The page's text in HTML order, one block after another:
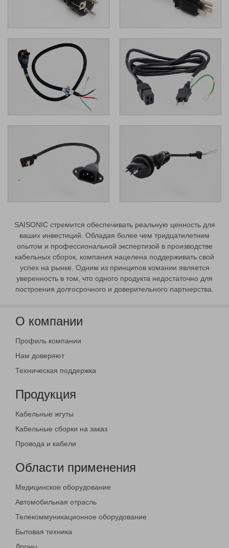
SAISONIC стремится обеспечивать реальную ценность для
ваших инвестиций. Обладая более чем тридцатилетним
опытом и профессиональной экспертизой в производстве
кабельных сборок, компания нацелена поддерживать свой
успех на рынке. Одним из принципов комании является
уверенность в том, что одного продукта недостаточно для
построения долгосрочного и доверительного партнерства.
О компании
Профиль компании
Нам доверяют
Техническая поддержка
Продукция
Кабельные жгуты
Кабельные сборки на заказ
Провода и кабели
Области применения
Медицинское оборудование
Автомобильная отрасль
Телекоммуникационное оборудование
Бытовая техника